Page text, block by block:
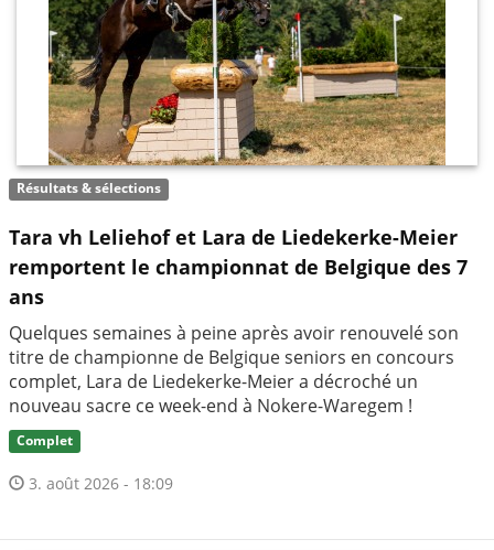
Résultats & sélections
Tara vh Leliehof et Lara de Liedekerke-Meier
remportent le championnat de Belgique des 7
ans
Quelques semaines à peine après avoir renouvelé son
titre de championne de Belgique seniors en concours
complet, Lara de Liedekerke-Meier a décroché un
nouveau sacre ce week-end à Nokere-Waregem !
Complet
3. août 2026 - 18:09